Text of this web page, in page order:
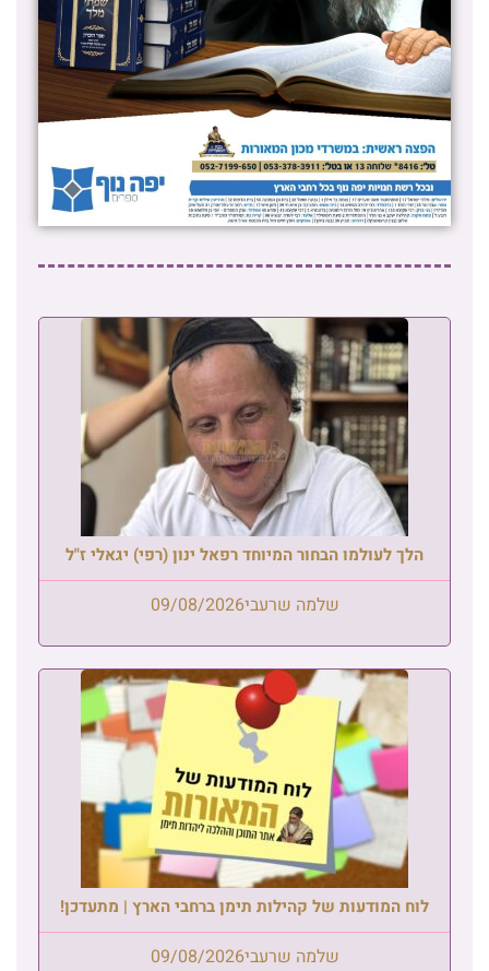
הלך לעולמו הבחור המיוחד רפאל ינון (רפי) יגאלי ז"ל
שלמה שרעבי09/08/2026
לוח המודעות של קהילות תימן ברחבי הארץ | מתעדכן!
שלמה שרעבי09/08/2026